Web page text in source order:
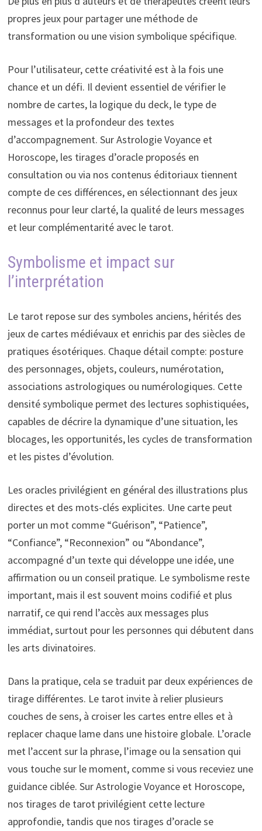
propres jeux pour partager une méthode de
transformation ou une vision symbolique spécifique.
Pour l’utilisateur, cette créativité est à la fois une
chance et un défi. Il devient essentiel de vérifier le
nombre de cartes, la logique du deck, le type de
messages et la profondeur des textes
d’accompagnement. Sur Astrologie Voyance et
Horoscope, les tirages d’oracle proposés en
consultation ou via nos contenus éditoriaux tiennent
compte de ces différences, en sélectionnant des jeux
reconnus pour leur clarté, la qualité de leurs messages
et leur complémentarité avec le tarot.
Symbolisme et impact sur
l’interprétation
Le tarot repose sur des symboles anciens, hérités des
jeux de cartes médiévaux et enrichis par des siècles de
pratiques ésotériques. Chaque détail compte: posture
des personnages, objets, couleurs, numérotation,
associations astrologiques ou numérologiques. Cette
densité symbolique permet des lectures sophistiquées,
capables de décrire la dynamique d’une situation, les
blocages, les opportunités, les cycles de transformation
et les pistes d’évolution.
Les oracles privilégient en général des illustrations plus
directes et des mots-clés explicites. Une carte peut
porter un mot comme “Guérison”, “Patience”,
“Confiance”, “Reconnexion” ou “Abondance”,
accompagné d’un texte qui développe une idée, une
affirmation ou un conseil pratique. Le symbolisme reste
important, mais il est souvent moins codifié et plus
narratif, ce qui rend l’accès aux messages plus
immédiat, surtout pour les personnes qui débutent dans
les arts divinatoires.
Dans la pratique, cela se traduit par deux expériences de
tirage différentes. Le tarot invite à relier plusieurs
couches de sens, à croiser les cartes entre elles et à
replacer chaque lame dans une histoire globale. L’oracle
met l’accent sur la phrase, l’image ou la sensation qui
vous touche sur le moment, comme si vous receviez une
guidance ciblée. Sur Astrologie Voyance et Horoscope,
nos tirages de tarot privilégient cette lecture
approfondie, tandis que nos tirages d’oracle se